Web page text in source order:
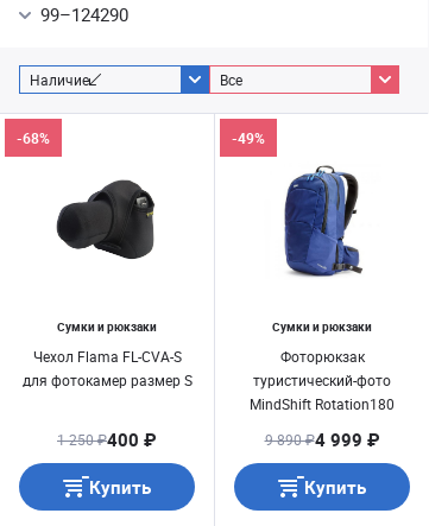
99–124290
Наличие Все
Сумки и рюкзаки
Чехол Flama FL-CVA-S
для фотокамер размер S
-68%
1 250 ₽400 ₽
Купить
Сумки и рюкзаки
Фоторюкзак
туристический-фото
MindShift Rotation180
-49%
9 890 ₽4 999 ₽
Купить